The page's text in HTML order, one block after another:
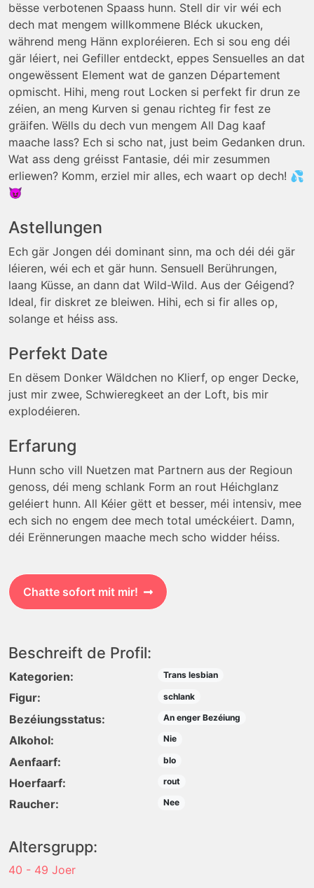
bësse verbotenen Spaass hunn. Stell dir vir wéi ech
dech mat mengem willkommene Bléck ukucken,
während meng Hänn exploréieren. Ech si sou eng déi
gär léiert, nei Gefiller entdeckt, eppes Sensuelles an dat
ongewëssent Element wat de ganzen Département
opmischt. Hihi, meng rout Locken si perfekt fir drun ze
zéien, an meng Kurven si genau richteg fir fest ze
gräifen. Wëlls du dech vun mengem All Dag kaaf
maache lass? Ech si scho nat, just beim Gedanken drun.
Wat ass deng gréisst Fantasie, déi mir zesummen
erliewen? Komm, erziel mir alles, ech waart op dech! 💦
😈
Astellungen
Ech gär Jongen déi dominant sinn, ma och déi déi gär
léieren, wéi ech et gär hunn. Sensuell Berührungen,
laang Küsse, an dann dat Wild-Wild. Aus der Géigend?
Ideal, fir diskret ze bleiwen. Hihi, ech si fir alles op,
solange et héiss ass.
Perfekt Date
En dësem Donker Wäldchen no Klierf, op enger Decke,
just mir zwee, Schwieregkeet an der Loft, bis mir
explodéieren.
Erfarung
Hunn scho vill Nuetzen mat Partnern aus der Regioun
genoss, déi meng schlank Form an rout Héichglanz
geléiert hunn. All Kéier gëtt et besser, méi intensiv, mee
ech sich no engem dee mech total uméckéiert. Damn,
déi Erënnerungen maache mech scho widder héiss.
Chatte sofort mit mir!
Beschreift de Profil:
Kategorien: Trans lesbian
Figur: schlank
Bezéiungsstatus: An enger Bezéiung
Alkohol: Nie
Aenfaarf: blo
Hoerfaarf: rout
Raucher: Nee
Altersgrupp:
40 - 49 Joer